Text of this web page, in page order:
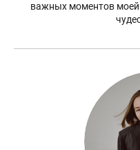
важных моментов